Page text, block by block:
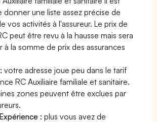
donner une liste assez précise de
vos activités à l'assureur. Le prix de
peut être revu à la hausse mais sera
à la somme de prix des assurances
:votre adresse joue peu dans le tarif
RC Auxiliaire familiale et sanitaire.
zones peuvent être exclues par
:plus vous avez de